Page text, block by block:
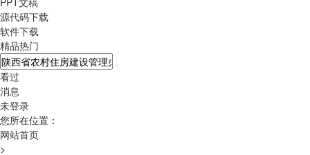
源代码下载
软件下载
精品热门
看过
消息
未登录
您所在位置：
网站首页
>